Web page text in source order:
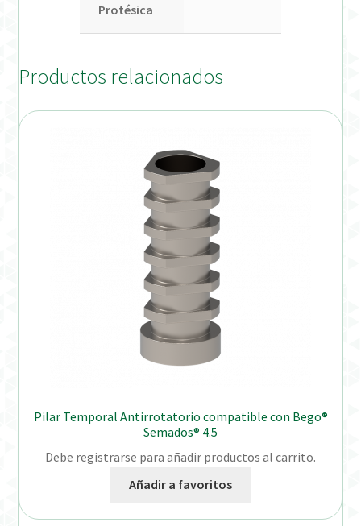
Protésica
Productos relacionados
Pilar Temporal Antirrotatorio compatible con Bego®
Semados® 4.5
Debe registrarse para añadir productos al carrito.
Añadir a favoritos